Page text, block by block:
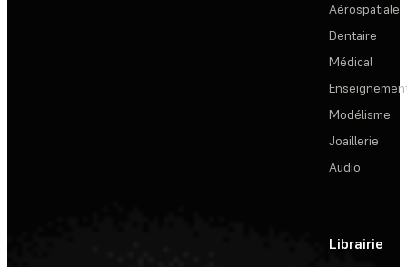
Aérospatiale
Dentaire
Médical
Modélisme
Joaillerie
Audio
Librairie